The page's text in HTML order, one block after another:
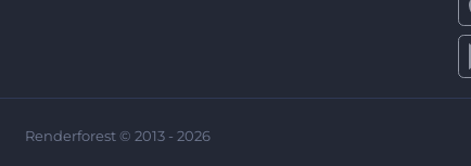
Renderforest © 2013 - 2026